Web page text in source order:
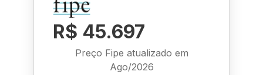
R$ 45.697
Preço Fipe atualizado em
Ago/2026